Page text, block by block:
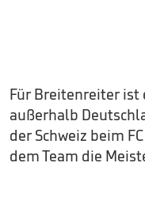
Für Breitenreiter ist
außerhalb
der Schweiz beim
dem Team die